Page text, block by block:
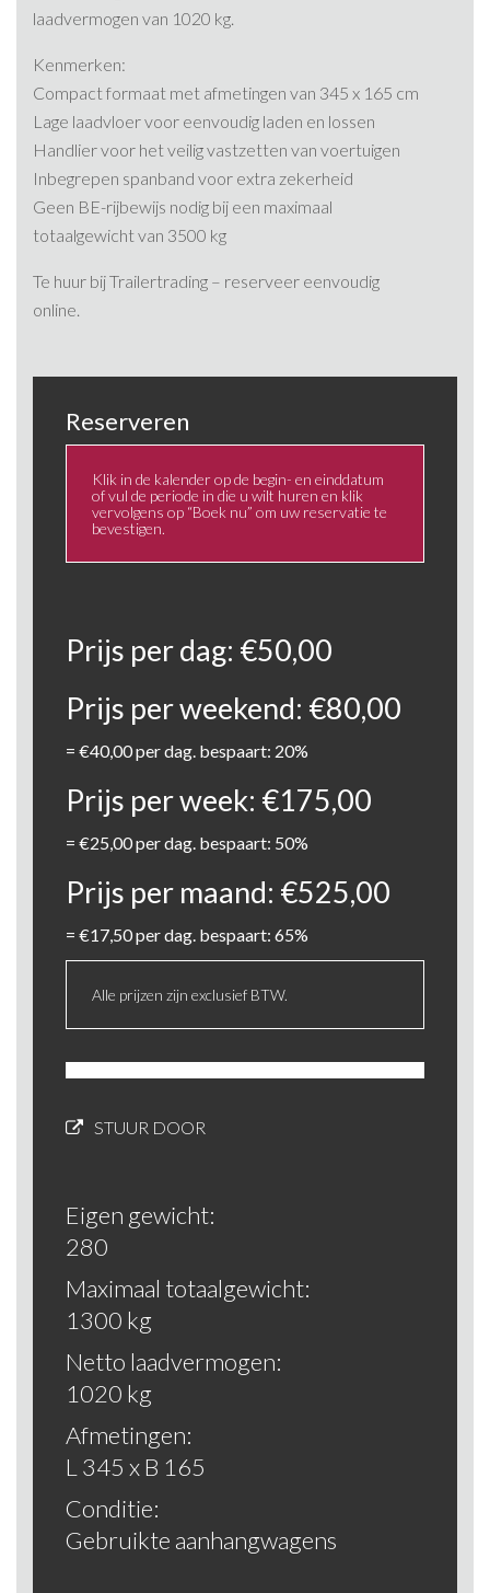
laadvermogen van 1020 kg.​
Kenmerken:
Compact formaat met afmetingen van 345 x 165 cm
Lage laadvloer voor eenvoudig laden en lossen
Handlier voor het veilig vastzetten van voertuigen
Inbegrepen spanband voor extra zekerheid
Geen BE-rijbewijs nodig bij een maximaal
totaalgewicht van 3500 kg
Te huur bij Trailertrading – reserveer eenvoudig
online.
Reserveren
Klik in de kalender op de begin- en einddatum
of vul de periode in die u wilt huren en klik
vervolgens op “Boek nu” om uw reservatie te
bevestigen.
Prijs per dag: €50,00
Prijs per weekend: €80,00
= €40,00per dag. bespaart: 20%
Prijs per week: €175,00
= €25,00per dag. bespaart: 50%
Prijs per maand: €525,00
= €17,50per dag. bespaart: 65%
Alle prijzen zijn exclusief BTW.
STUUR DOOR
Eigen gewicht:
280
Maximaal totaalgewicht:
1300 kg
Netto laadvermogen:
1020 kg
Afmetingen:
L 345 x B 165
Conditie:
Gebruikte aanhangwagens